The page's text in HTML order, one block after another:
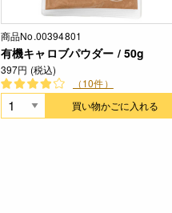
商品No.00394801
有機キャロブパウダー / 50g
397円 (税込)
（10件）
買い物かごに入れる